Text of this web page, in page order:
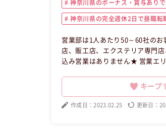
神奈川県のボーナス・賞与あり
神奈川県の完全週休2日で昼職転
営業部は1人あたり50～60社の
店、販工店、エクステリア専門
込み営業はありません★ 営業エ
お客様への最適なご提案を優先して考えて
が可能です＾＾ あなたの要望次
キープ
作成日：2023.02.25 更新日：